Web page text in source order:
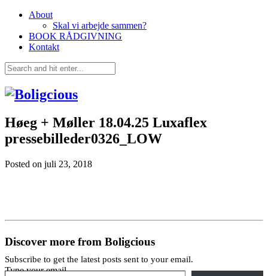
About
Skal vi arbejde sammen?
BOOK RÅDGIVNING
Kontakt
Høeg + Møller 18.04.25 Luxaflex
pressebilleder0326_LOW
Posted on juli 23, 2018
Discover more from Boligcious
Subscribe to get the latest posts sent to your email.
Type your email…